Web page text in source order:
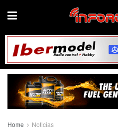
Home Noticias